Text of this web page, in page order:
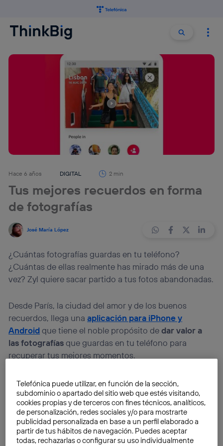
Buscar
Hace 6 años DIGITAL 2 min
Tus mejores recuerdos en forma
de fotografías
José María López
¿Cuántas fotografías guardas en tu teléfono?
¿Cuántas de ellas realmente has mirado más de una
vez? Zyl quiere sacar partido a tus fotos abandonadas.
Desde París, la ciudad del amor y de los buenos
recuerdos, llega unaaplicación para iPhone y
Androidque tiene el noble propósito dedar valor a
las fotografíasque guardas en tu teléfono para
recuperar tus mejores momentos.
Sacar una foto con tu smartphone es tan fácil que
tarde o temprano la memoria se llena de fotografías y
vídeos que ni recordarás haber hecho. En su mayoría,
recuerdoscondenados al olvido, ya que pocas veces
habrás revisado ese contenido y mucho menos lo
habrás compartido en redes sociales, o si lo hiciste,
Telefónica puede utilizar, en función de la sección,
subdominio o apartado del sitio web que estés visitando,
cookies propias y de terceros con fines técnicos, analíticos,
de personalización, redes sociales y/o para mostrarte
publicidad personalizada en base a un perfil elaborado a
partir de tus hábitos de navegación. Puedes aceptar
todas, rechazarlas o configurar su uso individualmente